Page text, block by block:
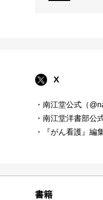
X
・南江堂公式（
・南江堂洋書部公
・『がん看護』編
書籍